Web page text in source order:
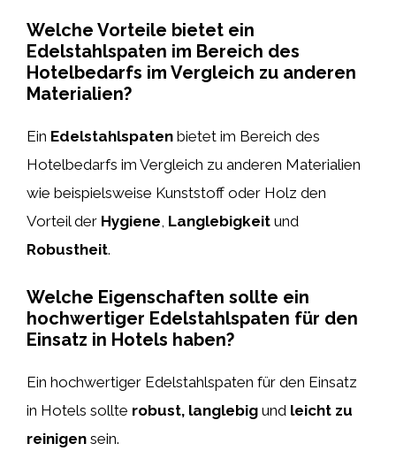
Welche Vorteile bietet ein
Edelstahlspaten im Bereich des
Hotelbedarfs im Vergleich zu anderen
Materialien?
Ein Edelstahlspaten bietet im Bereich des
Hotelbedarfs im Vergleich zu anderen Materialien
wie beispielsweise Kunststoff oder Holz den
Vorteil der Hygiene, Langlebigkeit und
Robustheit.
Welche Eigenschaften sollte ein
hochwertiger Edelstahlspaten für den
Einsatz in Hotels haben?
Ein hochwertiger Edelstahlspaten für den Einsatz
in Hotels sollte robust, langlebig und leicht zu
reinigen sein.